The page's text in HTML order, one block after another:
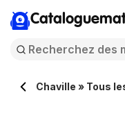
Chaville » Tous